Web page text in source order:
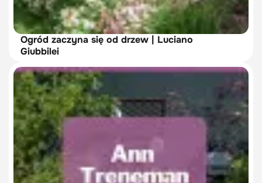
Ogród zaczyna się od drzew | Luciano
Giubbilei